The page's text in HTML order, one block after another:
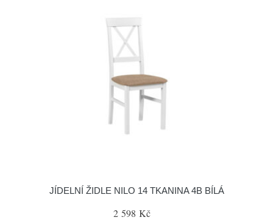
JÍDELNÍ ŽIDLE NILO 14 TKANINA 4B BÍLÁ
2 598 Kč